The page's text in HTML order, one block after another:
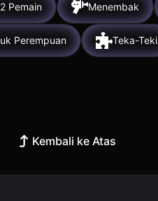
2 Pemain Menembak
Perempuan Teka-Teki
Kembali ke Atas